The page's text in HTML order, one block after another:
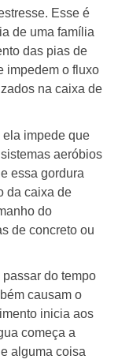
Esse é
de uma família
das pias de
impedem o fluxo
na caixa de
ela impede que
aeróbios
essa gordura
da caixa de
do
de concreto ou
do tempo
causam o
inicia aos
começa a
alguma coisa